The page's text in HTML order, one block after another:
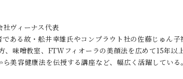
ヴィーナス代表
である故・舩井幸雄氏やコンプラウト社の佐藤じゅん
、味噌教室、FTWフィオーラの美顔法を広めて15年
美容健康法を伝授する講座など、幅広く活躍している